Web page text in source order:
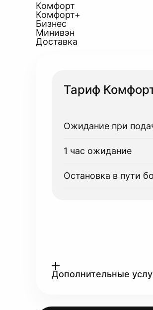
Комфорт
Комфорт+
Бизнес
Минивэн
Доставка
Тариф
Ожидание при
1 час ожидание
Остановка в пути
Дополнительные